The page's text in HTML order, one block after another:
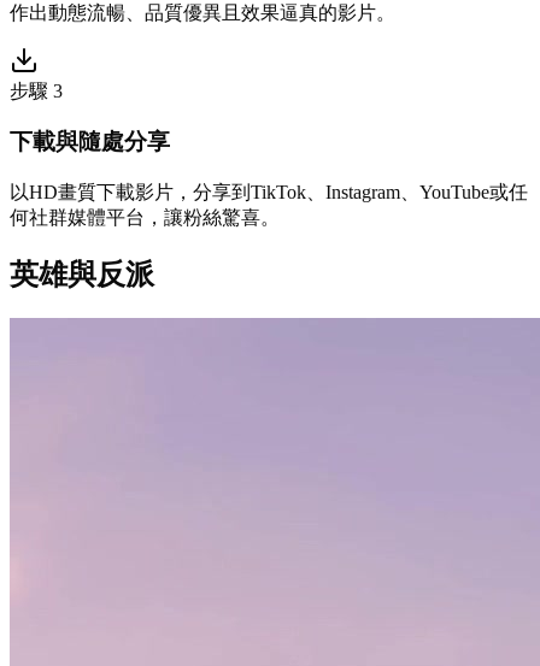
作出動態流暢、品質優異且效果逼真的影片。
步驟 3
下載與隨處分享
以HD畫質下載影片，分享到TikTok、Instagram、YouTube或任
何社群媒體平台，讓粉絲驚喜。
英雄與反派